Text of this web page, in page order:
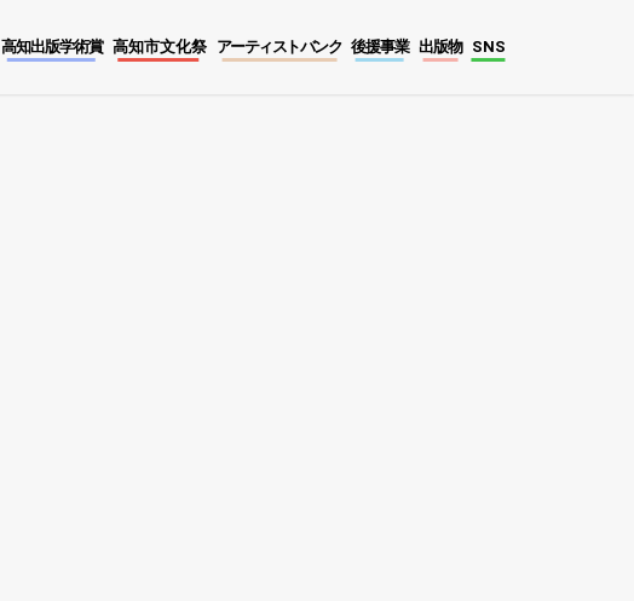
高知出版学術賞 高知市文化祭 アーティストバンク 後援事業 出版物 SNS